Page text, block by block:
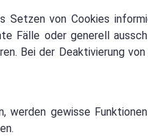
Setzen von Cookies
Fälle oder generell
Bei der Deaktivierung
werden gewisse